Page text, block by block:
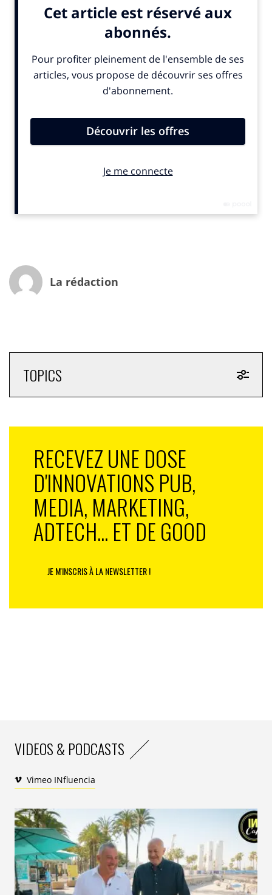
Pour ce dix-huitième numéro, découvrez en compagnie
de Thomas Valentin, un Spotted spécial 30 ans de M6.
Pour cet anniversaire exceptionnel, le vice-président
du Groupe M6 en charge des antennes et des
contenus, revient sur l’ADN et les forces vives de la
« petite chaîne qui monte », ainsi que sur les nombreux
Plus que jamais, continuons de grandir ensemble !
La rédaction
TOPICS
RECEVEZ UNE DOSE
D'INNOVATIONS PUB,
MEDIA, MARKETING,
ADTECH... ET DE GOOD
JE M'INSCRIS À LA NEWSLETTER !
VIDEOS & PODCASTS
Vimeo INfluencia